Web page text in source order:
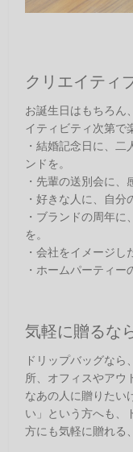
クリエイティ
お誕生日はもちろん
イティビティ次第で
・結婚記念日に、
ンドを。
・先輩の送別会に、
・好きな人に、自分
・ブランドの周年
を。
・会社をイメージし
・ホームパーティー
気軽に贈るな
ドリップバッグな
所、オフィスやアウ
なあの人に贈りたい
い」という方へも、
方にも気軽に贈れる